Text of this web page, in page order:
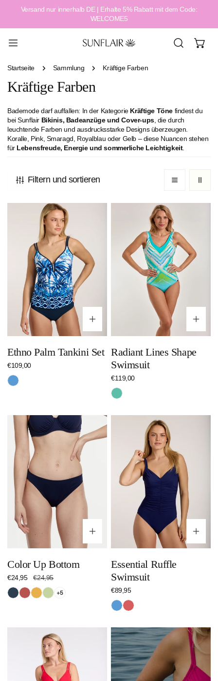
springen
Versand nur innerhalb DE | Erhalte 5% Rabatt mit dem Code:
WELCOME5
Startseite Sammlung Kräftige Farben
Kräftige Farben
Bademode darf auffallen: In der Kategorie Kräftige Tönefindest du
bei Sunflair Bikinis, Badeanzüge und Cover-ups, die durch
leuchtende Farben und ausdrucksstarke Designs überzeugen.
Koralle, Pink, Smaragd, Royalblau oder Gelb – diese Nuancen stehen
für Lebensfreude, Energie und sommerliche Leichtigkeit.
Filtern und sortieren
Optionen wählen
Ethno Palm Tankini Set
Regulärer
Preis
€109,00
Blau
Radiant Lines Shape
Swimsuit
Regulärer
Preis
€119,00
Türkis
Color
Up
Bottom
Optionen wählen
Color Up Bottom
Verkaufspreis
€24,95
Regulärer
Preis
€24,95
Nachtblau
Dunkelrot
OrangeHellgrün
+5
Essential Ruffle
Swimsuit
Regulärer
Preis
€89,95
BlauRot